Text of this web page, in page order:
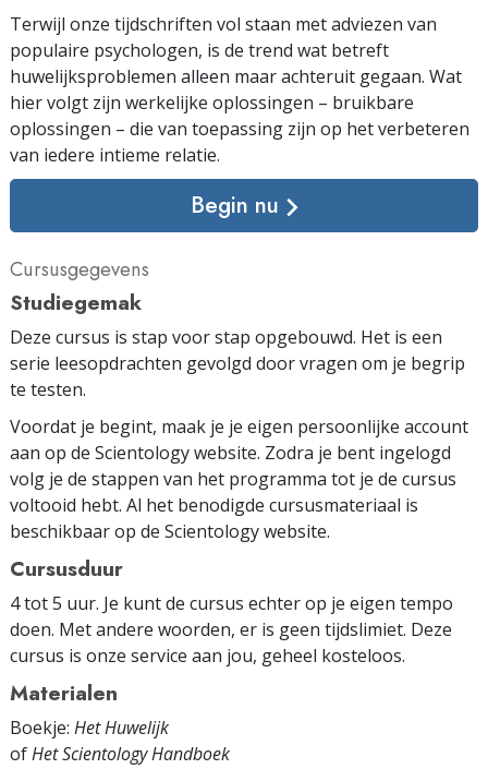
Terwijl onze tijdschriften vol staan met adviezen van
populaire psychologen, is de trend wat betreft
huwelijksproblemen alleen maar achteruit gegaan. Wat
hier volgt zijn werkelijke oplossingen – bruikbare
oplossingen – die van toepassing zijn op het verbeteren
van iedere intieme relatie.
Begin nu
Cursusgegevens
Studiegemak
Deze cursus is stap voor stap opgebouwd. Het is een
serie leesopdrachten gevolgd door vragen om je begrip
te testen.
Voordat je begint, maak je je eigen persoonlijke account
aan op de Scientology website. Zodra je bent ingelogd
volg je de stappen van het programma tot je de cursus
voltooid hebt. Al het benodigde cursus­materiaal is
beschikbaar op de Scientology website.
Cursusduur
4 tot 5 uur. Je kunt de cursus echter op je eigen tempo
doen. Met andere woorden, er is geen tijdslimiet. Deze
cursus is onze service aan jou, geheel kosteloos.
Materialen
Boekje: Het Huwelijk
ofHet Scientology Handboek